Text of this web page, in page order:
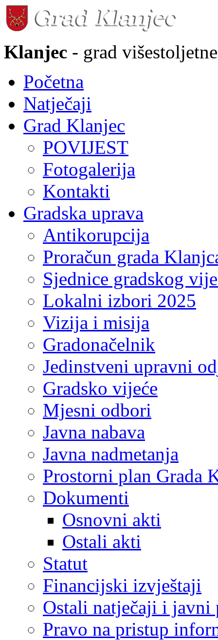
Klanjec - grad
Početna
Natječaji
Grad Klanjec
POVIJEST
Fotogalerija
Kontakti
Gradska uprava
Antikorupcija
Proračun grada
Sjednice gradskog
Lokalni izbori 2025
Vizija i misija
Gradonačelnik
Jedinstveni upravni
Gradsko vijeće
Mjesni odbori
Javna nabava
Javna nadmetanja
Prostorni plan Grada
Dokumenti
Osnovni akti
Ostali akti
Statut
Financijski izvještaji
Ostali natječaji i javni
Pravo na pristup